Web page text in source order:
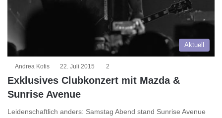
Aktuell
Andrea Kotis 22. Juli 2015 2
Exklusives Clubkonzert mit Mazda &
Sunrise Avenue
Leidenschaftlich anders: Samstag Abend stand Sunrise Avenue